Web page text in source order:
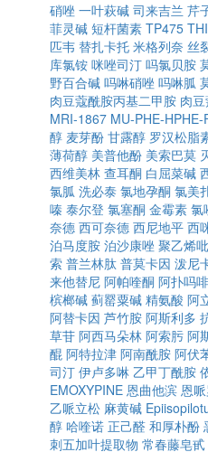
硝唑 一叶萩碱 司来吉兰 芹
菲灵碱 短杆菌素 TP475
匹韦 替扎卡托 米格列奈 丝
库氯铵 咪唑司汀 吗氯贝胺
野百合碱 吗啉硝唑 吗啉胍
肉豆蔻酰胺丙基二甲胺 肉
MRI-1867 MU-PHE-HPHE-
醇 麦芽酚 甘露醇 罗汉松脂
薄荷醇 美普他酚 美索巴莫
西维美林 查耳酮 白屈菜碱
氯胍 洗必泰 氯地孕酮 氯美
嗪 泰尔登 氯塞酮 金霉素 氯
奈德 西可奈德 西尼地平 西
泊马度胺 泊沙康唑 聚乙烯
索 普兰林肽 普莫卡因 泼尼
来他替尼 阿帕喹酮 阿扑吗啡
槟榔碱 蓟罂粟碱 精氨酸 阿
阿替卡因 芦竹胺 阿斯利多
草苷 阿西马朵林 阿索肟 阿
醌 阿特拉津 阿南酰胺 阿伏
司汀 伊卢多啉 乙甲丁酰胺
EMOXYPINE 恩曲他滨 恩
乙哌立松 麻黄碱
醇 哈喹诺 正己醛 和厚朴酚
刺五加叶提取物 常春藤皂甙